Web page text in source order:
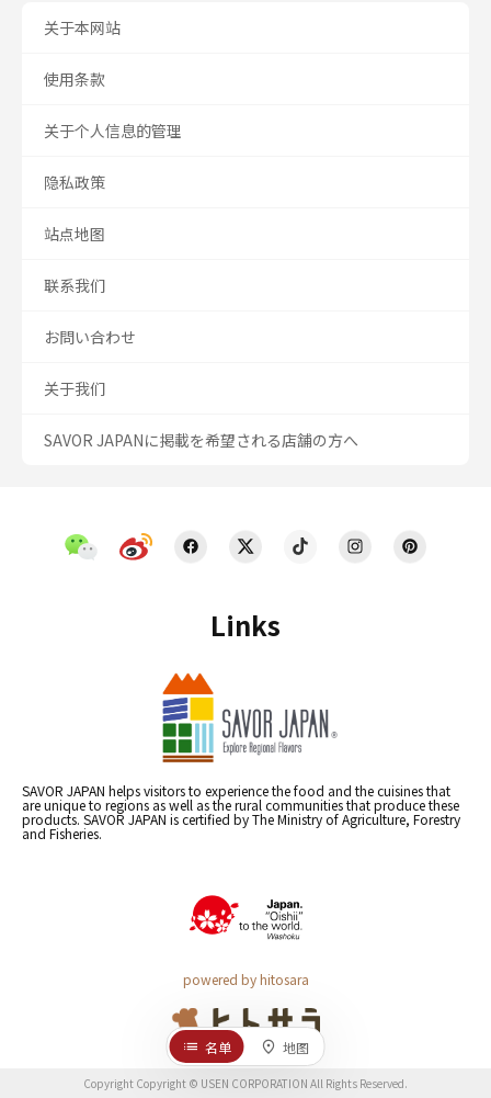
Links
SAVOR JAPAN helps visitors to experience the food and the cuisines that
are unique to regions as well as the rural communities that produce these
products. SAVOR JAPAN is certified by The Ministry of Agriculture, Forestry
and Fisheries.
powered by hitosara
关于本网站
使用条款
关于个人信息的管理
隐私政策
站点地图
联系我们
お問い合わせ
关于我们
SAVOR JAPANに掲載を希望される店舗の方へ
名单 地图
Copyright Copyright © USEN CORPORATION All Rights Reserved.